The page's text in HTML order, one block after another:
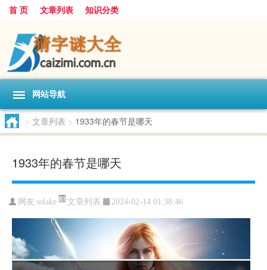
首 页 文章列表 知识分类
网站导航
> 文章列表 > 1933年的春节是哪天
1933年的春节是哪天
网友:sslake 文章列表 2024-02-14 01:38:46